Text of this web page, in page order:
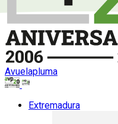
Avuelapluma
Extremadura